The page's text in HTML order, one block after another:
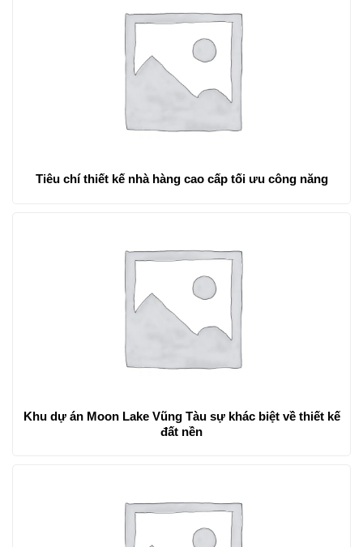
Tiêu chí thiết kế nhà hàng cao cấp tối ưu công năng
Khu dự án Moon Lake Vũng Tàu sự khác biệt về thiết kế
đất nền